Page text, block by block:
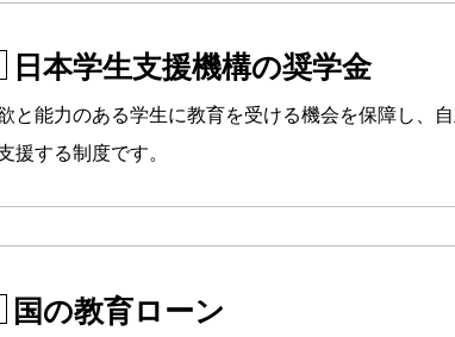
日本学生支援機構の奨学金
と能力のある学生に教育を受ける機会を保障し、
援する制度です。
国の教育ローン